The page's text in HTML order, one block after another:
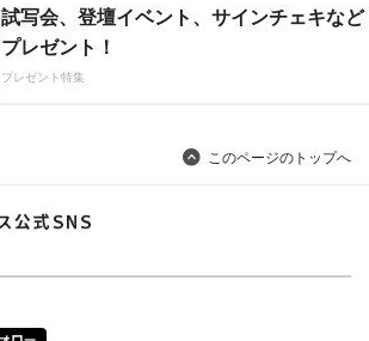
試写会、登壇イベント、サインチェキなど
プレゼント！
プレゼント特集
このページのトップへ